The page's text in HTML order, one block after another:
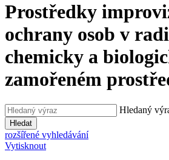
Prostředky
ochrany osob v
chemicky a
zamořeném
Hledaný
Hledat
rozšířené vyhledávání
Vytisknout